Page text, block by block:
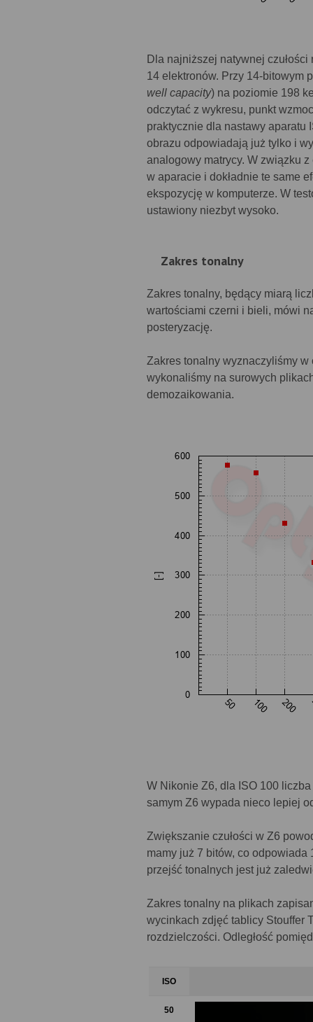
Dla najniższej natywnej
14 elektronów. Przy 14-bitowym
well capacity) na poziomie 198
odczytać z wykresu, punkt
praktycznie dla nastawy aparatu
obrazu odpowiadają już tylko i
analogowy matrycy. W związku
w aparacie i dokładnie te same
ekspozycję w komputerze. W
ustawiony niezbyt wysoko.
Zakres tonalny
Zakres tonalny, będący miarą
wartościami czerni i bieli, mówi
posteryzację.
Zakres tonalny wyznaczyliśmy
wykonaliśmy na surowych
demozaikowania.
W Nikonie Z6, dla ISO 100
samym Z6 wypada nieco lepiej
Zwiększanie czułości w Z6
mamy już 7 bitów, co
przejść tonalnych jest już
Zakres tonalny na plikach
wycinkach zdjęć tablicy Stouffer
rozdzielczości. Odległość
ISO
50